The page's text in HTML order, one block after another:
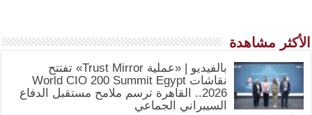
الأكثر مشاهدة
بالفيديو | «عملية Trust Mirror» تفتتح
نقاشات World CIO 200 Summit Egypt
2026.. القاهرة ترسم ملامح مستقبل الدفاع
السيبراني الجماعي